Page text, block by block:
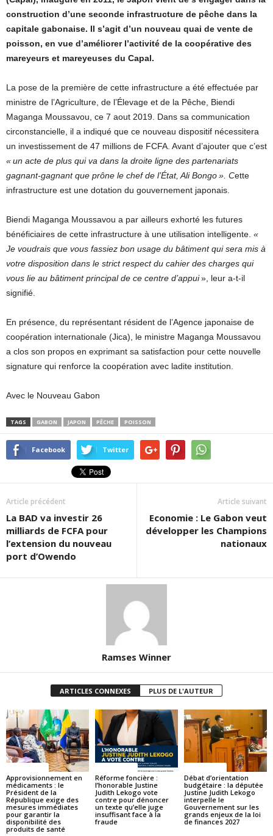
construction d’une seconde infrastructure de pêche dans la
capitale gabonaise. Il s’agit d’un nouveau quai de vente de
poisson, en vue d’améliorer l’activité de la coopérative des
mareyeurs et mareyeuses du Capal.
La pose de la première de cette infrastructure a été effectuée par
ministre de l’Agriculture, de l’Élevage et de la Pêche, Biendi
Maganga Moussavou, ce 7 aout 2019. Dans sa communication
circonstancielle, il a indiqué que ce nouveau dispositif nécessitera
un investissement de 47 millions de FCFA. Avant d’ajouter que c’est
« un acte de plus qui va dans la droite ligne des partenariats
gagnant-gagnant que prône le chef de l’État, Ali Bongo ». Cette
infrastructure est une dotation du gouvernement japonais.
Biendi Maganga Moussavou a par ailleurs exhorté les futures
bénéficiaires de cette infrastructure à une utilisation intelligente. «
Je voudrais que vous fassiez bon usage du bâtiment qui sera mis à
votre disposition dans le strict respect du cahier des charges qui
vous lie au bâtiment principal de ce centre d’appui», leur a-t-il
signifié.
En présence, du représentant résident de l’Agence japonaise de
coopération internationale (Jica), le ministre Maganga Moussavou
a clos son propos en exprimant sa satisfaction pour cette nouvelle
signature qui renforce la coopération avec ladite institution.
Avec le Nouveau Gabon
TAGS GABON JAPON PÊCHE POISSON
Facebook Twitter
Article précédent
La BAD va investir 26
milliards de FCFA pour
l’extension du nouveau
port d’Owendo
Article suivant
Economie : Le Gabon veut
développer les Champions
nationaux
Ramses Winner
ARTICLES CONNEXES PLUS DE L'AUTEUR
Approvisionnement en
médicaments : le
Président de la
République exige des
mesures immédiates
pour garantir la
disponibilité des
produits de santé
Réforme foncière :
l’honorable Justine
Judith Lekogo vote
contre pour dénoncer
un texte qu’elle juge
insuffisant face à la
fraude
Débat d’orientation
budgétaire : la députée
Justine Judith Lekogo
interpelle le
Gouvernement sur les
grands enjeux de la loi
de finances 2027